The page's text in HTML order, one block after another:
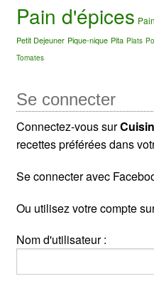
Pain d'épices
Petit Dejeuner Pique-nique Pita Plats
Tomates
Se connecter
Connectez-vous sur
recettes préférées dans
Se connecter avec
Ou utilisez votre compte
Nom d'utilisateur :